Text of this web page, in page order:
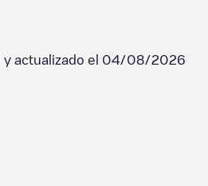
y actualizado el 04/08/2026